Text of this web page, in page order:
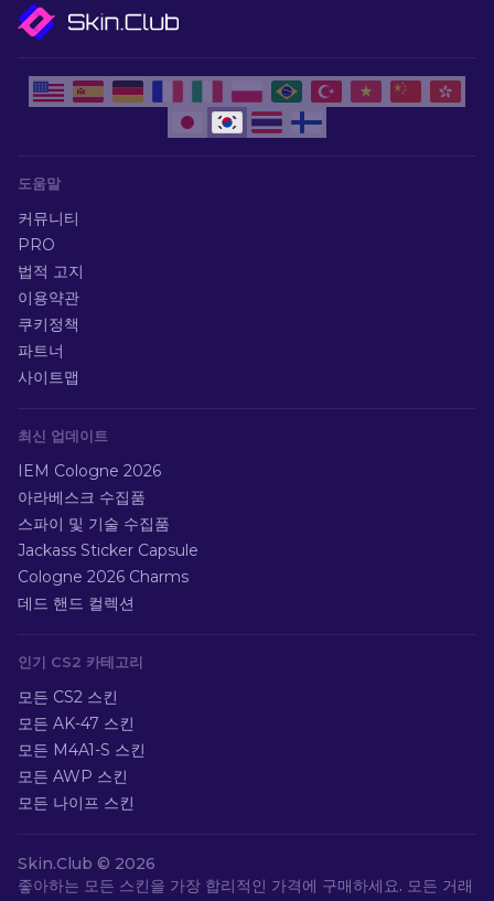
도움말
커뮤니티
PRO
법적 고지
이용약관
쿠키정책
파트너
사이트맵
최신 업데이트
IEM Cologne 2026
아라베스크 수집품
스파이 및 기술 수집품
Jackass Sticker Capsule
Cologne 2026 Charms
데드 핸드 컬렉션
인기 CS2 카테고리
모든 CS2 스킨
모든 AK-47 스킨
모든 M4A1-S 스킨
모든 AWP 스킨
모든 나이프 스킨
Skin.Club © 2026
좋아하는 모든 스킨을 가장 합리적인 가격에 구매하세요. 모든 거래